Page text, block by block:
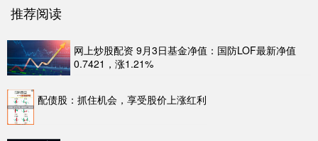
推荐阅读
网上炒股配资 9月3日基金净值：国防LOF最新净值
0.7421，涨1.21%
配债股：抓住机会，享受股价上涨红利